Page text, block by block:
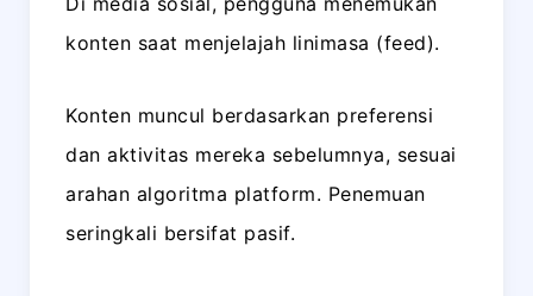
konten saat menjelajah linimasa (feed).
Konten muncul berdasarkan preferensi
dan aktivitas mereka sebelumnya, sesuai
arahan algoritma platform. Penemuan
seringkali bersifat pasif.